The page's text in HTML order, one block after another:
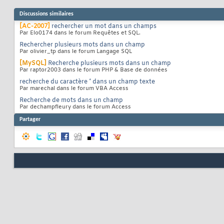
Discussions similaires
[AC-2007] rechercher un mot dans un champs
Par Elo0174 dans le forum Requêtes et SQL.
Rechercher plusieurs mots dans un champ
Par olivier_tp dans le forum Langage SQL
[MySQL] Recherche plusieurs mots dans un champ
Par raptor2003 dans le forum PHP & Base de données
recherche du caractère * dans un champ texte
Par marechal dans le forum VBA Access
Recherche de mots dans un champ
Par dechampfleury dans le forum Access
Partager